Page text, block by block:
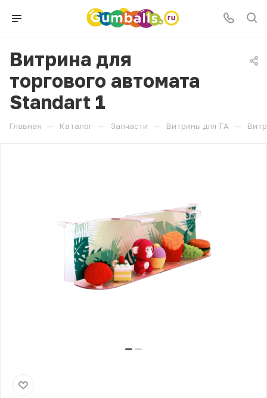
Витрина для
торгового автомата
Standart 1
Главная — Каталог — Запчасти — Витрины для ТА —